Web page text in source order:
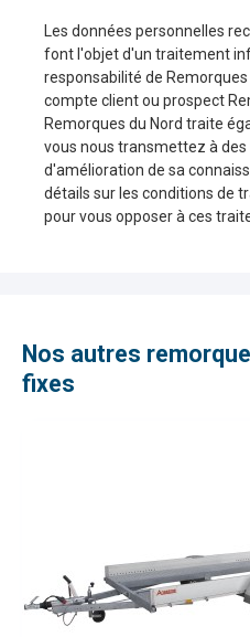
Les données personnelles
font l'objet d'un traitement
responsabilité de
compte client ou prospect
Remorques du Nord traite
vous nous transmettez à
d'amélioration de sa
détails sur les conditions de
pour vous opposer à ces
Nos autres
fixes